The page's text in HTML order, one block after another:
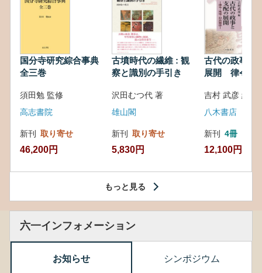
国分寺研究綜合事典
全三巻
須田勉 監修
高志書院
新刊 取り寄せ
46,200円
古墳時代の繊維 : 観
察と識別の手引き
沢田むつ代 著
雄山閣
新刊 取り寄せ
5,830円
古代の政事と
展開 律令・
吉村 武彦 編集
八木書店
新刊 4冊
12,100円
もっと見る
六一インフォメーション
お知らせ シンポジウム